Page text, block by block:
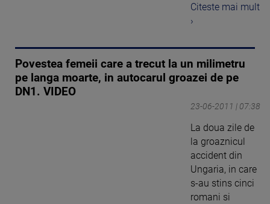
Citeste mai mult
›
Povestea femeii care a trecut la un milimetru
pe langa moarte, in autocarul groazei de pe
DN1. VIDEO
23-06-2011 | 07:38
La doua zile de
la groaznicul
accident din
Ungaria, in care
s-au stins cinci
romani si